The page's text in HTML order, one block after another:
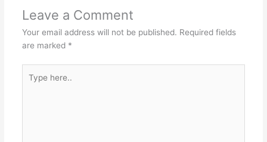
Leave a Comment
Your email address will not be published. Required fields
are marked *
here..